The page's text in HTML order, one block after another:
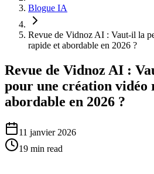
Blogue IA
Revue de Vidnoz AI : Vaut-il la
rapide et abordable en 2026 ?
Revue de Vidnoz AI :
pour une création vidéo
abordable en 2026 ?
11 janvier 2026
19 min read